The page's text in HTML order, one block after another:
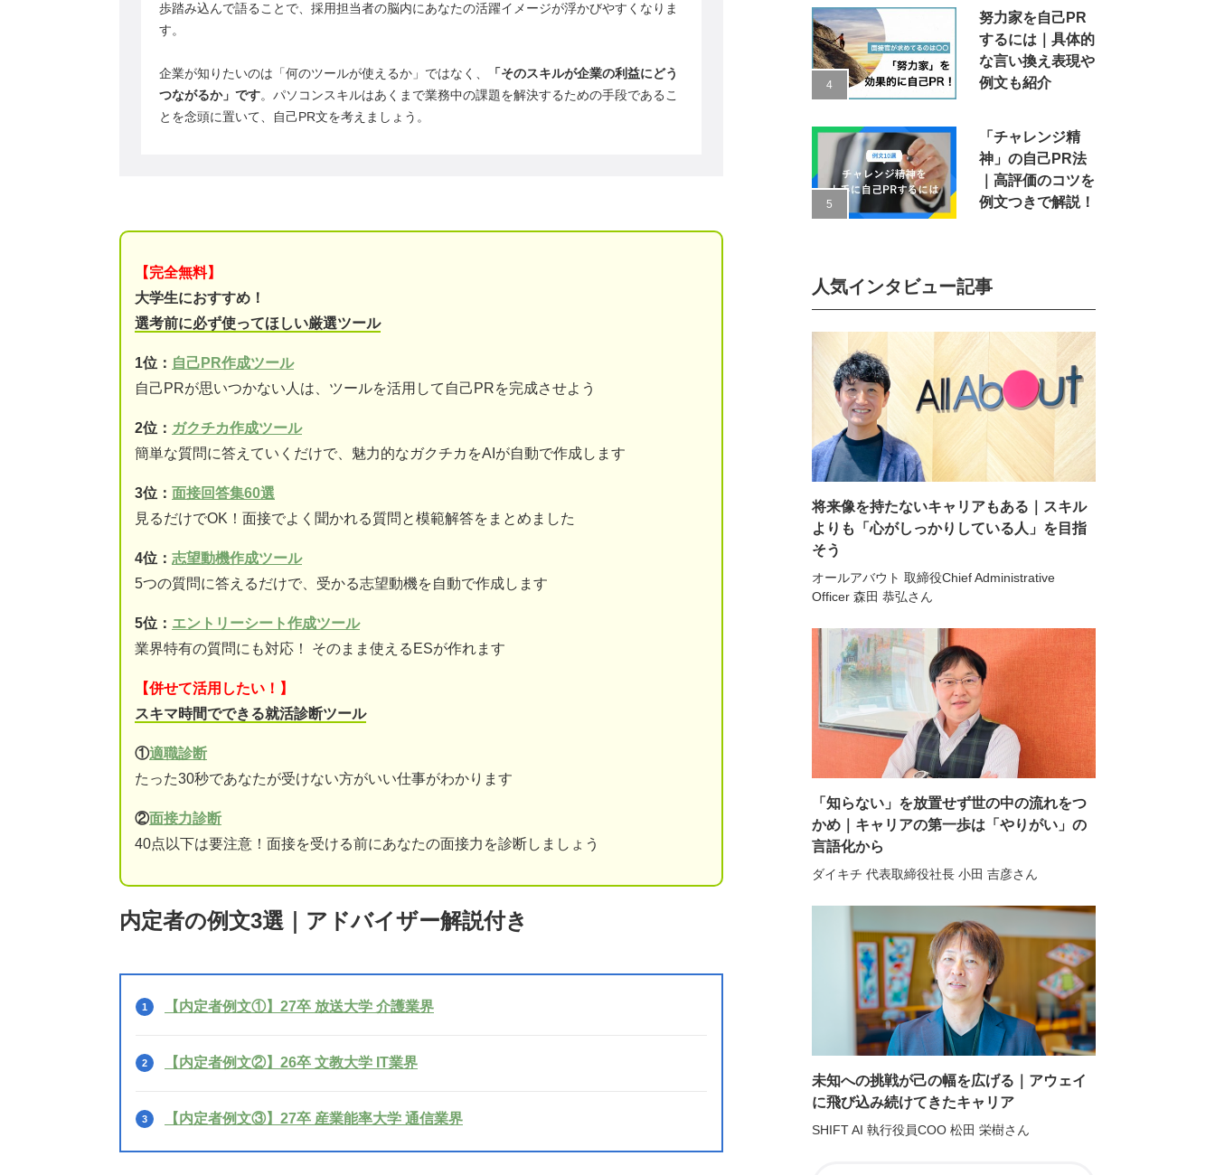
歩踏み込んで語ることで、採用担当者の脳内にあなたの活躍イメージが浮かびやすくなりま
す。
企業が知りたいのは「何のツールが使えるか」ではなく、
「そのスキルが企業の利益にどう
つながるか」です。パソコンスキルはあくまで業務中の課題を解決するための手段であるこ
とを念頭に置いて、自己PR文を考えましょう。
【完全無料】
大学生におすすめ！
選考前に必ず使ってほしい厳選ツール
1位： 自己PR作成ツール
自己PRが思いつかない人は、ツールを活用して自己PRを完成させよう
2位： ガクチカ作成ツール
簡単な質問に答えていくだけで、魅力的なガクチカをAIが自動で作成します
3位： 面接回答集60選
見るだけでOK！面接でよく聞かれる質問と模範解答をまとめました
4位： 志望動機作成ツール
5つの質問に答えるだけで、受かる志望動機を自動で作成します
5位： エントリーシート作成ツール
業界特有の質問にも対応！ そのまま使えるESが作れます
【併せて活用したい！】
スキマ時間でできる就活診断ツール
①適職診断
たった30秒であなたが受けない方がいい仕事がわかります
②面接力診断
40点以下は要注意！面接を受ける前にあなたの面接力を診断しましょう
内定者の例文3選｜アドバイザー解説付き
【内定者例文①】27卒 放送大学 介護業界
【内定者例文②】26卒 文教大学 IT業界
【内定者例文③】27卒 産業能率大学 通信業界
努力家を自己PR
するには｜具体的
な言い換え表現や
例文も紹介
「チャレンジ精
神」の自己PR法
｜高評価のコツを
例文つきで解説！
人気インタビュー記事
将来像を持たないキャリアもある｜スキル
よりも「心がしっかりしている人」を目指
そう
オールアバウト 取締役Chief Administrative
Officer 森田 恭弘さん
「知らない」を放置せず世の中の流れをつ
かめ｜キャリアの第一歩は「やりがい」の
言語化から
ダイキチ 代表取締役社長 小田 吉彦さん
未知への挑戦が己の幅を広げる｜アウェイ
に飛び込み続けてきたキャリア
SHIFT AI 執行役員COO 松田 栄樹さん